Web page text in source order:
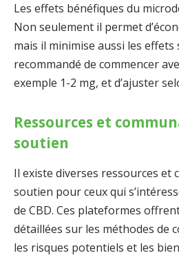
Les effets bénéfiques du
Non seulement il permet
mais il minimise aussi les effets
recommandé de commencer
exemple 1-2 mg, et d’ajuster
Ressources et
soutien
Il existe diverses ressources et
soutien pour ceux qui
de CBD. Ces plateformes
détaillées sur les méthodes de
les risques potentiels et les